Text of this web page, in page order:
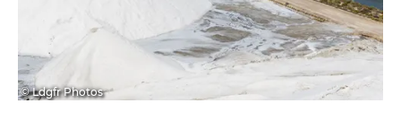
© Ldgfr Photos